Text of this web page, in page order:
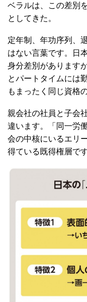
ベラルは、この差別
としてきた。
定年制、年功序列、
はない言葉です。日
身分差別があります
とパートタイムには
もまったく同じ資格
親会社の社員と子会
違います。「同一労
会の中核にいるエリ
得ている既得権層です